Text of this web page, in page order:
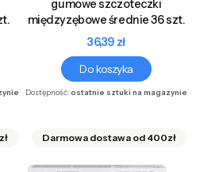
gumowe szczoteczki
międzyzębowe średnie 36 szt.
Cena
36,39 zł
Do koszyka
Dostępność:ostatnie sztuki na magazynie